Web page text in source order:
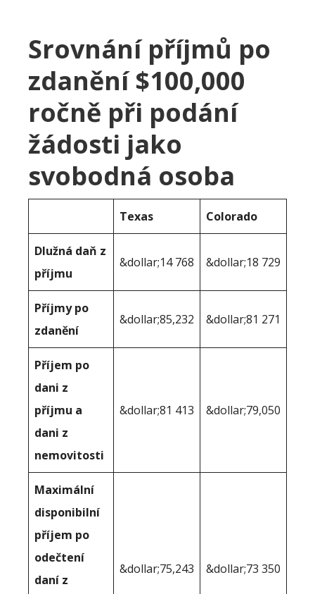
Srovnání příjmů po
zdanění $100,000
ročně při podání
žádosti jako
svobodná osoba
Texas Colorado
Dlužná daň z
příjmu
&dollar;14 768 &dollar;18 729
Příjmy po
zdanění
&dollar;85,232 &dollar;81 271
Příjem po
dani z
příjmu a
dani z
nemovitosti
&dollar;81 413 &dollar;79,050
Maximální
disponibilní
příjem po
odečtení
daní z
&dollar;75,243 &dollar;73 350